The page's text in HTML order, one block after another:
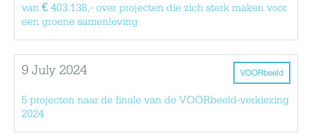
van € 403.138,- over projecten die zich sterk maken voor
een groene samenleving
VOORbeeld
9 July 2024
5 projecten naar de finale van de VOORbeeld-verkiezing
2024